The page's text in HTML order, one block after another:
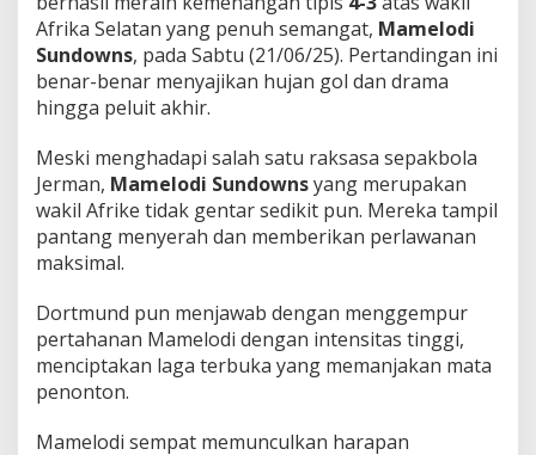
Afrika Selatan yang penuh semangat, Mamelodi
Sundowns, pada Sabtu (21/06/25). Pertandingan ini
benar-benar menyajikan hujan gol dan drama
hingga peluit akhir.
Meski menghadapi salah satu raksasa sepakbola
Jerman, Mamelodi Sundownsyang merupakan
wakil Afrike tidak gentar sedikit pun. Mereka tampil
pantang menyerah dan memberikan perlawanan
maksimal.
Dortmund pun menjawab dengan menggempur
pertahanan Mamelodi dengan intensitas tinggi,
menciptakan laga terbuka yang memanjakan mata
penonton.
Mamelodi sempat memunculkan harapan